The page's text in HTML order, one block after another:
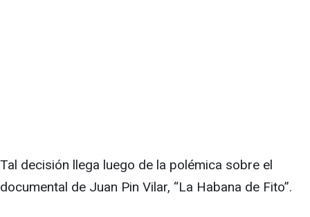
Tal decisión llega luego de la polémica sobre el
documental de Juan Pin Vilar, “La Habana de Fito”.